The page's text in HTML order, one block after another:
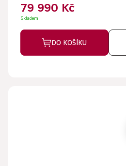
79 990 Kč
Skladem
DO KOŠÍKU